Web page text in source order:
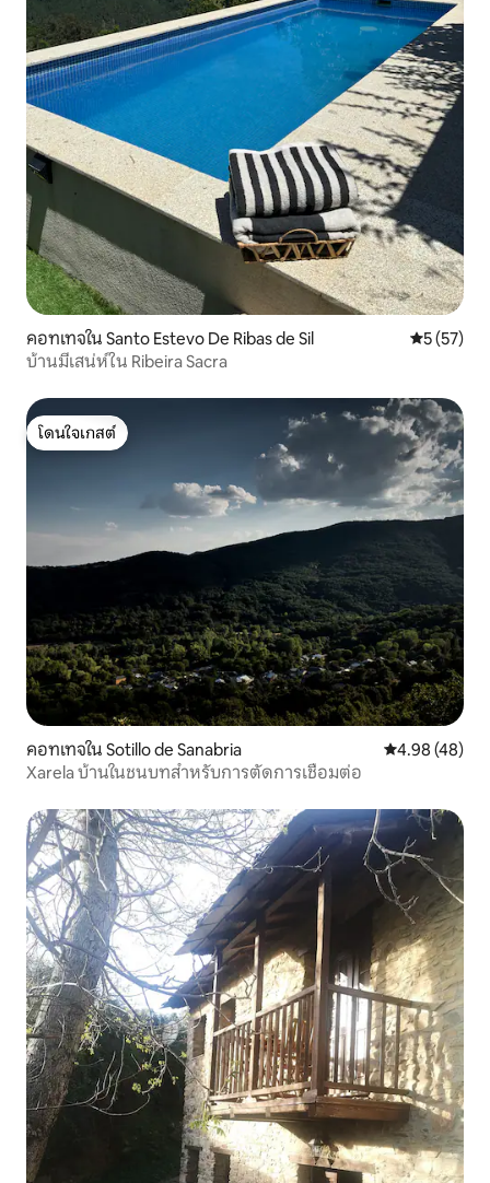
คอทเทจใน Santo Estevo De Ribas de Sil คะแนนเฉลี่
5 (57)
บ้านมีเสน่ห์ใน Ribeira Sacra
โดนใจเกสต์
โดนใจเกสต์
คอทเทจใน Sotillo de Sanabria คะแนนเฉลี่ย
4.98 (48)
Xarela บ้านในชนบทสำหรับการตัดการเชื่อมต่อ